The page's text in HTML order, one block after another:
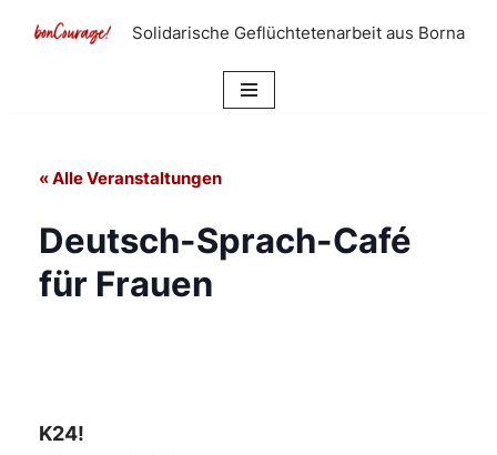
Solidarische Geflüchtetenarbeit aus Borna
« Alle Veranstaltungen
Deutsch-Sprach-Café
für Frauen
K24!